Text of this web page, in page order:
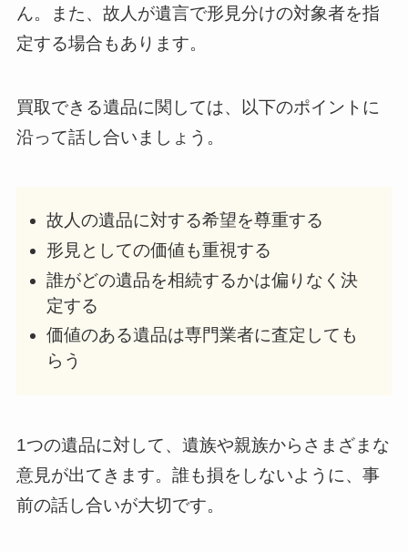
ん。また、故人が遺言で形見分けの対象者を指
定する場合もあります。
買取できる遺品に関しては、以下のポイントに
沿って話し合いましょう。
故人の遺品に対する希望を尊重する
形見としての価値も重視する
誰がどの遺品を相続するかは偏りなく決
定する
価値のある遺品は専門業者に査定しても
らう
1つの遺品に対して、遺族や親族からさまざまな
意見が出てきます。誰も損をしないように、事
前の話し合いが大切です。